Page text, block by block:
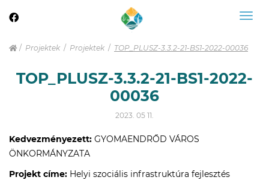
Projektek Projektek TOP_PLUSZ-3.3.2-21-BS1-2022-00036
TOP_PLUSZ-3.3.2-21-BS1-2022-
00036
2023. 05 11.
Kedvezményezett: GYOMAENDRŐD VÁROS
ÖNKORMÁNYZATA
Projekt címe: Helyi szociális infrastruktúra fejlesztés